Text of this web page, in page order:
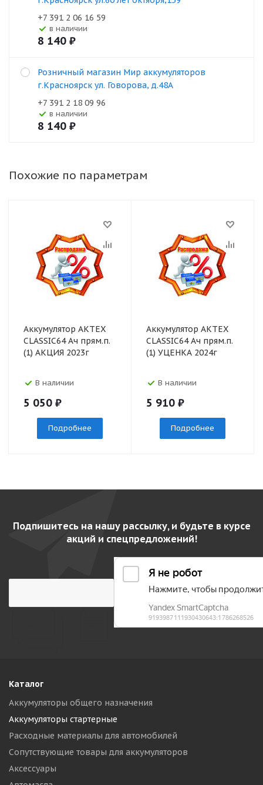
+7 391 2 06 16 59
В наличии
8 140 ₽
Розничный магазин Мир аккумуляторов
г.Красноярск ул. Говорова, д.48А
+7 391 2 18 09 96
В наличии
8 140 ₽
Похожие по параметрам
Аккумулятор АКТЕХ
CLASSIC64 Ач прям.п.
(1) АКЦИЯ 2023г
В наличии
5 050 ₽
Подробнее
Аккумулятор АКТЕХ
CLASSIC64 Ач прям.п.
(1) УЦЕНКА 2024г
В наличии
5 910 ₽
Подробнее
Подпишитесь на нашу рассылку, и будьте в курсе
акций и спецпредложений!
Каталог
Аккумуляторы общего назначения
Аккумуляторы стартерные
Расходные материалы для автомобилей
Сопутствующие товары для аккумуляторов
Аксессуары